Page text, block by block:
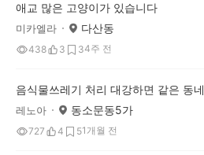
애교 많은 고양이가 있습니다
미카엘라 다산동
438 3 34주 전
레노아 동소문동5가
727 4 51개월 전